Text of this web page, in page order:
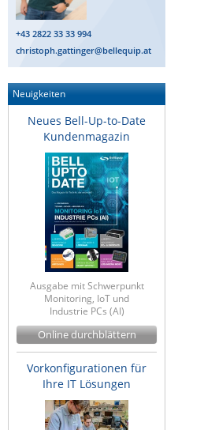
Guntermann & Drunck
High Sec Labs
HW group
Icron
IEC Lock
Kerlink
Kramer Electronics
KVM TEC
Legrand
LigoWave
Milesight
Moxa
Netio
Panorama Antennas
PatchSee
Power Kingdom
+43 2822 33 33 994
christoph.gattinger@bellequip.at
Neuigkeiten
Neues Bell-Up-to-Date
Kundenmagazin
Ausgabe mit Schwerpunkt
Monitoring, IoT und
Industrie PCs (AI)
Online durchblättern
Vorkonfigurationen für
Ihre IT Lösungen